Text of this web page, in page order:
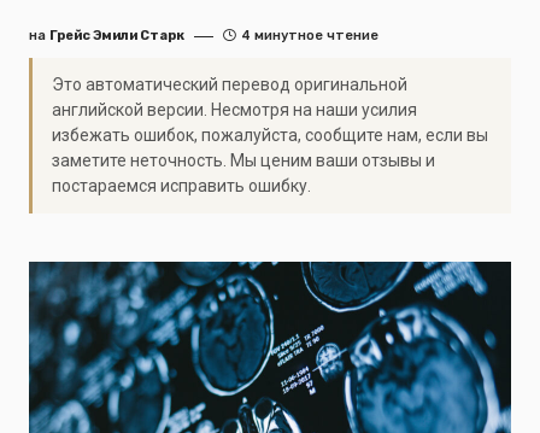
на Грейс Эмили Старк 4 минутное чтение
Это автоматический перевод оригинальной
английской версии. Несмотря на наши усилия
избежать ошибок, пожалуйста, сообщите нам, если вы
заметите неточность. Мы ценим ваши отзывы и
постараемся исправить ошибку.